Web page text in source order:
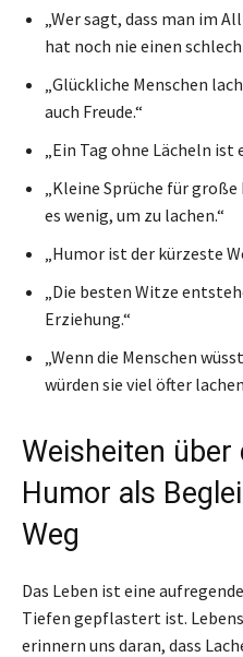
„Wer sagt, dass man im
hat noch nie einen
„Glückliche Menschen
auch Freude.“
„Ein Tag ohne Lächeln
„Kleine Sprüche für
es wenig, um zu lachen.“
„Humor ist der kürzeste
„Die besten Witze
Erziehung.“
„Wenn die Menschen
würden sie viel öfter
Weisheiten über
Humor als
Weg
Das Leben ist eine
Tiefen gepflastert ist.
erinnern uns daran, dass